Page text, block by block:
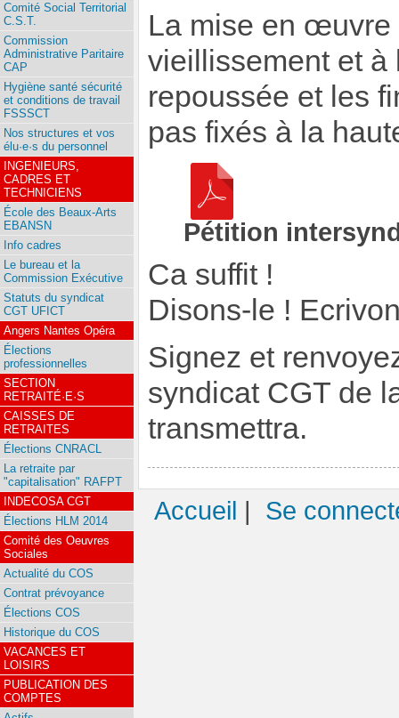
La mise en œuvre
vieillissement et à
repoussée et les
pas fixés à la
Pétition
Ca suffit !
Disons-le !
Signez et
syndicat CGT de
transmettra.
Comité Social Territorial
C.S.T.
Commission
Administrative Paritaire
CAP
Hygiène santé sécurité
et conditions de travail
FSSSCT
Nos structures et vos
élu·e·s du personnel
INGENIEURS,
CADRES ET
TECHNICIENS
École des Beaux-Arts
EBANSN
Info cadres
Le bureau et la
Commission Exécutive
Statuts du syndicat
CGT UFICT
Angers Nantes Opéra
Élections
professionnelles
SECTION
RETRAITÉ·E·S
CAISSES DE
RETRAITES
Élections CNRACL
La retraite par
"capitalisation" RAFPT
INDECOSA CGT
Élections HLM 2014
Comité des Oeuvres
Sociales
Actualité du COS
Contrat prévoyance
Élections COS
Historique du COS
VACANCES ET
LOISIRS
PUBLICATION DES
COMPTES
Accueil | Se